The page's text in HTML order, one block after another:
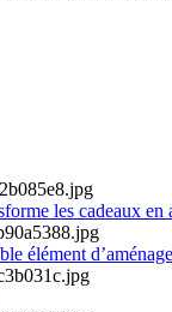
les cadeaux en
élément